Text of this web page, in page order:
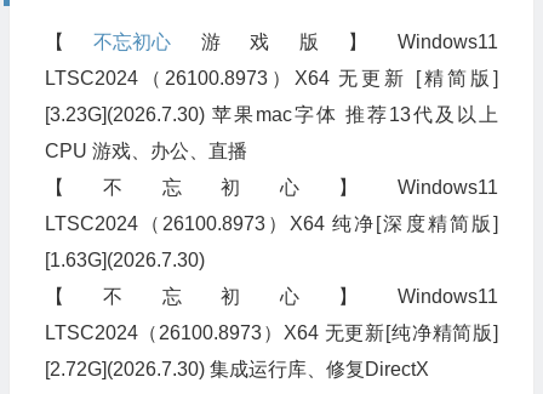
【不忘初心 游戏版】Windows11
LTSC2024（26100.8973）X64 无更新 [精简版]
[3.23G](2026.7.30) 苹果mac字体 推荐13代及以上
CPU 游戏、办公、直播
【不忘初心】Windows11
LTSC2024（26100.8973）X64 纯净[深度精简版]
[1.63G](2026.7.30)
【不忘初心】Windows11
LTSC2024（26100.8973）X64 无更新[纯净精简版]
[2.72G](2026.7.30) 集成运行库、修复DirectX